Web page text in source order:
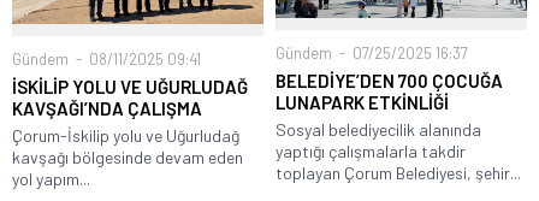
Gündem 08/11/2025 09:41
İSKİLİP YOLU VE UĞURLUDAĞ
KAVŞAĞI’NDA ÇALIŞMA
Çorum-İskilip yolu ve Uğurludağ
kavşağı bölgesinde devam eden
yol yapım...
Gündem 07/25/2025 16:37
BELEDİYE’DEN 700 ÇOCUĞA
LUNAPARK ETKİNLİĞİ
Sosyal belediyecilik alanında
yaptığı çalışmalarla takdir
toplayan Çorum Belediyesi, şehir...